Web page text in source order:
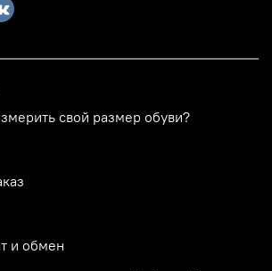
свой размер обуви?
и обмен